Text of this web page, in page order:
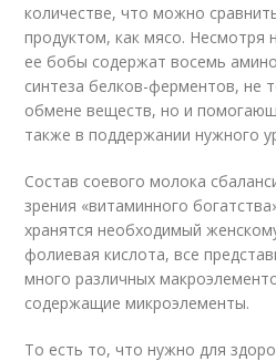
количестве, что можно
продуктом, как мясо. Несмотря
ее бобы содержат восемь
синтеза белков-ферментов, не
обмене веществ, но и
также в поддержании нужного
Состав соевого молока
зрения «витаминного
хранятся необходимый
фолиевая кислота, все
много различных
содержащие микроэлементы.
То есть то, что нужно для